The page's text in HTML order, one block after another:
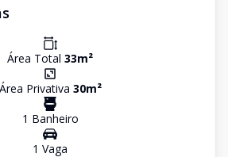
Área Total 33m²
Área Privativa 30m²
1 Banheiro
1 Vaga